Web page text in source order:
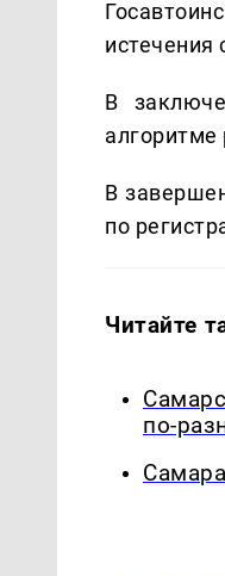
истечения
В
алгоритме
В
по
Читайте
по-